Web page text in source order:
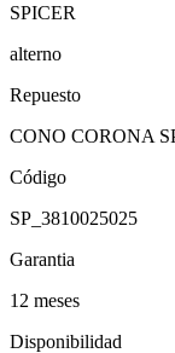
SPICER
alterno
Repuesto
CONO CORONA
Código
SP_3810025025
Garantia
12 meses
Disponibilidad